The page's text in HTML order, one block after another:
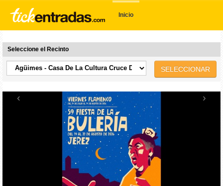
Inicio
Seleccione el Recinto
SELECCIONAR
‹ ›